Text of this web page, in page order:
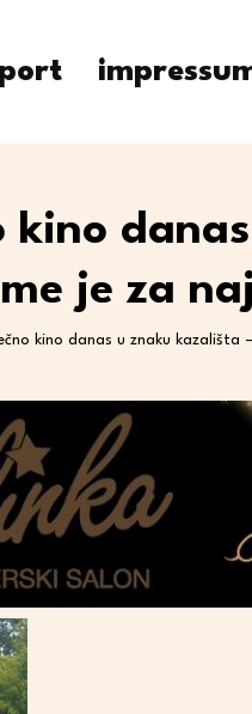
kino
je za
kino danas u znaku kazališta